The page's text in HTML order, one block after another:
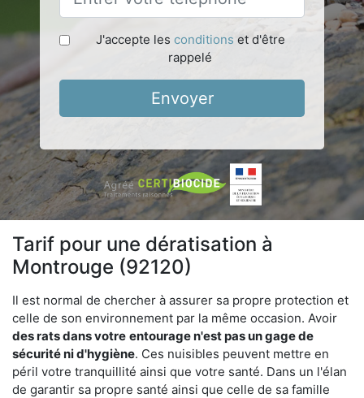
J'accepte les conditions et d'être
rappelé
Envoyer
Tarif pour une dératisation à
Montrouge (92120)
Il est normal de chercher à assurer sa propre protection et
celle de son environnement par la même occasion. Avoir
des rats dans votre entourage n'est pas un gage de
sécurité ni d'hygiène. Ces nuisibles peuvent mettre en
péril votre tranquillité ainsi que votre santé. Dans un l'élan
de garantir sa propre santé ainsi que celle de sa famille